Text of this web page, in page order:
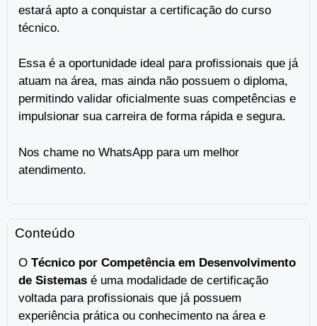
estará apto a conquistar a certificação do curso
técnico.
Essa é a oportunidade ideal para profissionais que já
atuam na área, mas ainda não possuem o diploma,
permitindo validar oficialmente suas competências e
impulsionar sua carreira de forma rápida e segura.
Nos chame no WhatsApp para um melhor
atendimento.
Conteúdo
O Técnico por Competência em Desenvolvimento
de Sistemas é uma modalidade de certificação
voltada para profissionais que já possuem
experiência prática ou conhecimento na área e